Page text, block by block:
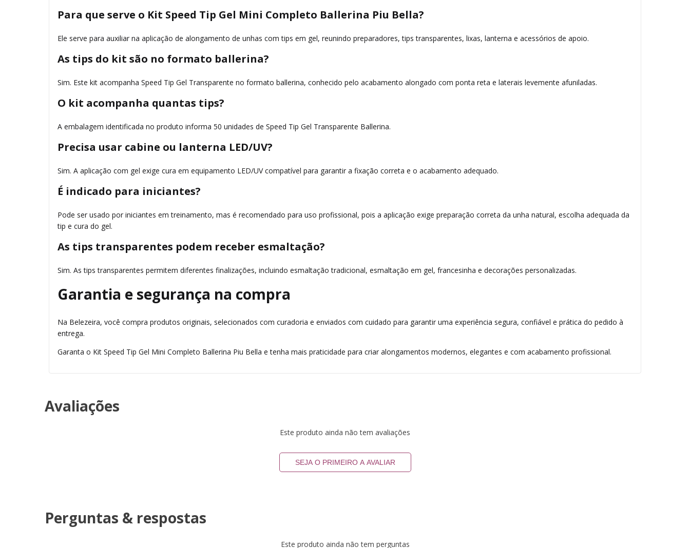
Para que serve o Kit Speed Tip Gel Mini Completo Ballerina Piu Bella?
Ele serve para auxiliar na aplicação de alongamento de unhas com tips em gel, reunindo preparadores, tips transparentes, lixas, lanterna e acessórios de apoio.
As tips do kit são no formato ballerina?
Sim. Este kit acompanha Speed Tip Gel Transparente no formato ballerina, conhecido pelo acabamento alongado com ponta reta e laterais levemente afuniladas.
O kit acompanha quantas tips?
A embalagem identificada no produto informa 50 unidades de Speed Tip Gel Transparente Ballerina.
Precisa usar cabine ou lanterna LED/UV?
Sim. A aplicação com gel exige cura em equipamento LED/UV compatível para garantir a fixação correta e o acabamento adequado.
É indicado para iniciantes?
Pode ser usado por iniciantes em treinamento, mas é recomendado para uso profissional, pois a aplicação exige preparação correta da unha natural, escolha adequada da
tip e cura do gel.
As tips transparentes podem receber esmaltação?
Sim. As tips transparentes permitem diferentes finalizações, incluindo esmaltação tradicional, esmaltação em gel, francesinha e decorações personalizadas.
Garantia e segurança na compra
Na Belezeira, você compra produtos originais, selecionados com curadoria e enviados com cuidado para garantir uma experiência segura, confiável e prática do pedido à
entrega.
Garanta o Kit Speed Tip Gel Mini Completo Ballerina Piu Bella e tenha mais praticidade para criar alongamentos modernos, elegantes e com acabamento profissional.
Avaliações
Este produto ainda não tem avaliações
SEJA O PRIMEIRO A AVALIAR
Perguntas & respostas
Este produto ainda não tem perguntas